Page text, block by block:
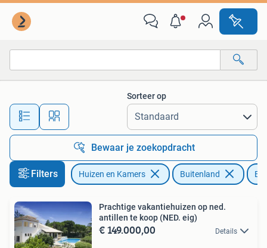
Alle afstanden…
Sorteer op
Bewaar je zoekopdracht
Filters Huizen en Kamers Buitenland
Prachtige vakantiehuizen op ned.
antillen te koop (NED. eig)
€ 149.000,00 Details